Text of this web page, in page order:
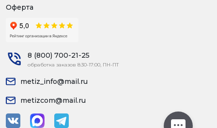
Оферта
8 (800) 700-21-25
обработка заказов 8:30-17:00, ПН-ПТ
metiz_info@mail.ru
metizcom@mail.ru